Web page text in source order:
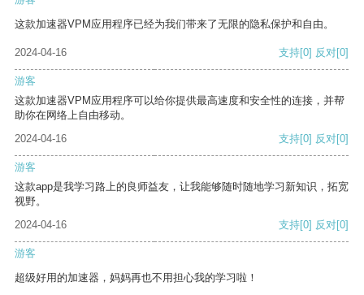
这款加速器VPM应用程序已经为我们带来了无限的隐私保护和自由。
2024-04-16 支持[0] 反对[0]
游客
这款加速器VPM应用程序可以给你提供最高速度和安全性的连接，并帮
助你在网络上自由移动。
2024-04-16
支持[0] 反对[0]
游客
这款app是我学习路上的良师益友，让我能够随时随地学习新知识，拓宽
视野。
2024-04-16
支持[0] 反对[0]
游客
超级好用的加速器，妈妈再也不用担心我的学习啦！